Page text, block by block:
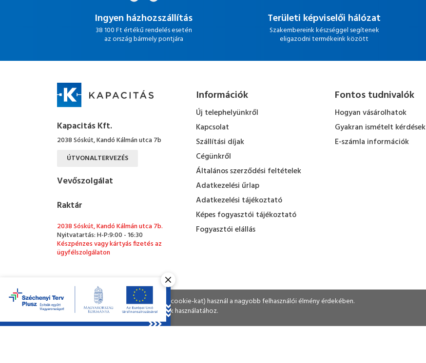
Ingyen házhozszállítás
38 100 Ft értékű rendelés esetén
az ország bármely pontjára
Területi képviselői hálózat
Szakembereink készséggel segítenek
eligazodni termékeink között
Kapacitás Kft.
2038 Sóskút, Kandó Kálmán utca 7b
ÚTVONALTERVEZÉS
Vevőszolgálat
Raktár
2038 Sóskút, Kandó Kálmán utca 7b.
Nyitvatartás: H-P:9:00 - 16:30
Készpénzes vagy kártyás fizetés az
ügyfélszolgálaton
ÚTVONALTERVEZÉS
Információk
Új telephelyünkről
Kapcsolat
Szállítási díjak
Cégünkről
Általános szerződési feltételek
Adatkezelési űrlap
Adatkezelési tájékoztató
Képes fogyasztói tájékoztató
Fogyasztói elállás
Fontos tudnivalók
Hogyan vásárolhatok
Gyakran ismételt kérdések
E-számla információk
Ahogy a legtöbb weboldal, a miénk is sütiket (cookie-kat) használ a nagyobb felhasználói élmény érdekében.
A böngészés folytatásával Ön hozzájárul a sütik használatához.